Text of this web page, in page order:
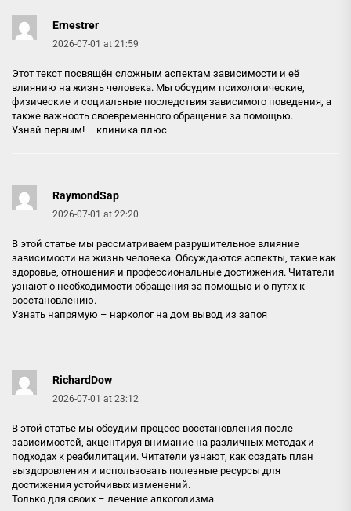
Ernestrer
2026-07-01 at 21:59
Этот текст посвящён сложным аспектам зависимости и её
влиянию на жизнь человека. Мы обсудим психологические,
физические и социальные последствия зависимого поведения, а
также важность своевременного обращения за помощью.
Узнай первым! – клиника плюс
RaymondSap
2026-07-01 at 22:20
В этой статье мы рассматриваем разрушительное влияние
зависимости на жизнь человека. Обсуждаются аспекты, такие как
здоровье, отношения и профессиональные достижения. Читатели
узнают о необходимости обращения за помощью и о путях к
восстановлению.
Узнать напрямую – нарколог на дом вывод из запоя
RichardDow
2026-07-01 at 23:12
В этой статье мы обсудим процесс восстановления после
зависимостей, акцентируя внимание на различных методах и
подходах к реабилитации. Читатели узнают, как создать план
выздоровления и использовать полезные ресурсы для
достижения устойчивых изменений.
Только для своих – лечение алкоголизма